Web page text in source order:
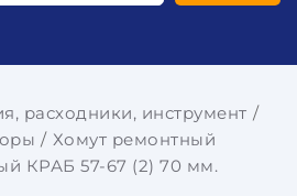
расходники, инструмент
Хомут ремонтный
КРАБ 57-67 (2) 70 мм.